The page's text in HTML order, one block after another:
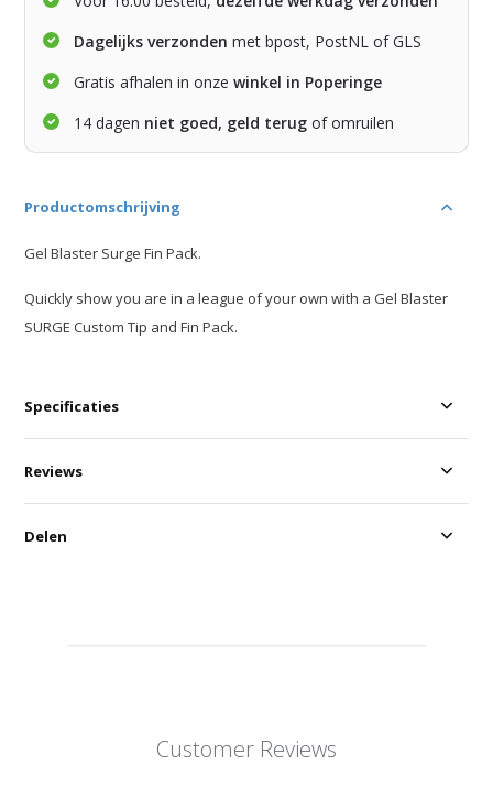
Dagelijks verzonden met bpost, PostNL of GLS
Gratis afhalen in onzewinkel in Poperinge
14 dagen niet goed, geld terug of omruilen
Productomschrijving
Gel Blaster Surge Fin Pack.
Quickly show you are in a league of your own with a Gel Blaster
SURGE Custom Tip and Fin Pack.
Specificaties
Customer Reviews
Reviews
Delen